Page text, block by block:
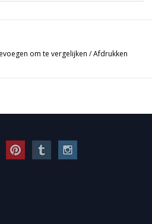
om te vergelijken /Afdrukken